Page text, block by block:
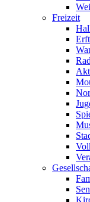
Freizeit